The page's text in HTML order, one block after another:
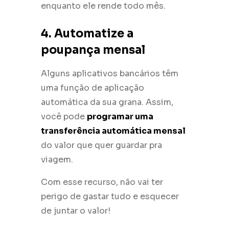
enquanto ele rende todo mês.
4. Automatize a
poupança mensal
Alguns aplicativos bancários têm
uma função de aplicação
automática da sua grana. Assim,
você pode programar uma
transferência automática mensal
do valor que quer guardar pra
viagem.
Com esse recurso, não vai ter
perigo de gastar tudo e esquecer
de juntar o valor!